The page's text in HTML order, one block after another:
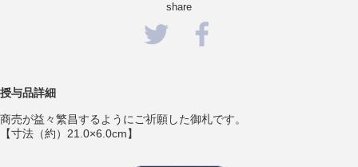
share
授与品詳細
商売が益々繁昌するようにご祈願した御札です。
【寸法（約）21.0×6.0cm】